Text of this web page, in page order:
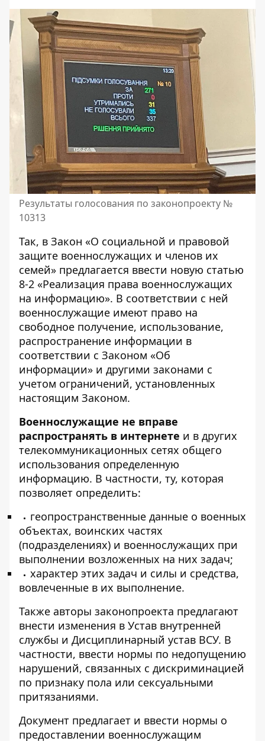
Результаты голосования по законопроекту №
10313
Так, в Закон «О социальной и правовой
защите военнослужащих и членов их
семей» предлагается ввести новую статью
8-2 «Реализация права военнослужащих
на информацию». В соответствии с ней
военнослужащие имеют право на
свободное получение, использование,
распространение информации в
соответствии с Законом «Об
информации» и другими законами с
учетом ограничений, установленных
настоящим Законом.
Военнослужащие не вправе
распространять в интернете и в других
телекоммуникационных сетях общего
использования определенную
информацию. В частности, ту, которая
позволяет определить:
геопространственные данные о военных
объектах, воинских частях
(подразделениях) и военнослужащих при
выполнении возложенных на них задач;
характер этих задач и силы и средства,
вовлеченные в их выполнение.
Также авторы законопроекта предлагают
внести изменения в Устав внутренней
службы и Дисциплинарный устав ВСУ. В
частности, ввести нормы по недопущению
нарушений, связанных с дискриминацией
по признаку пола или сексуальными
притязаниями.
Документ предлагает и ввести нормы о
предоставлении военнослужащим